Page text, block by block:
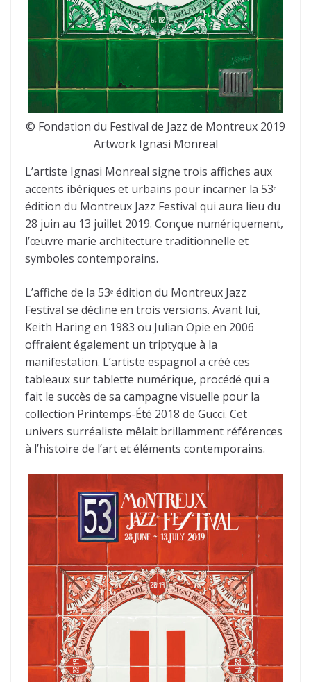
© Fondation du Festival de Jazz de Montreux 2019
Artwork Ignasi Monreal
L’artiste Ignasi Monreal signe trois affiches aux
accents ibériques et urbains pour incarner la 53ᵉ
édition du Montreux Jazz Festival qui aura lieu du
28 juin au 13 juillet 2019. Conçue numériquement,
l’œuvre marie architecture traditionnelle et
symboles contemporains.
L’affiche de la 53ᵉ édition du Montreux Jazz
Festival se décline en trois versions. Avant lui,
Keith Haring en 1983 ou Julian Opie en 2006
offraient également un triptyque à la
manifestation. L’artiste espagnol a créé ces
tableaux sur tablette numérique, procédé qui a
fait le succès de sa campagne visuelle pour la
collection Printemps-Été 2018 de Gucci. Cet
univers surréaliste mêlait brillamment références
à l’histoire de l’art et éléments contemporains.